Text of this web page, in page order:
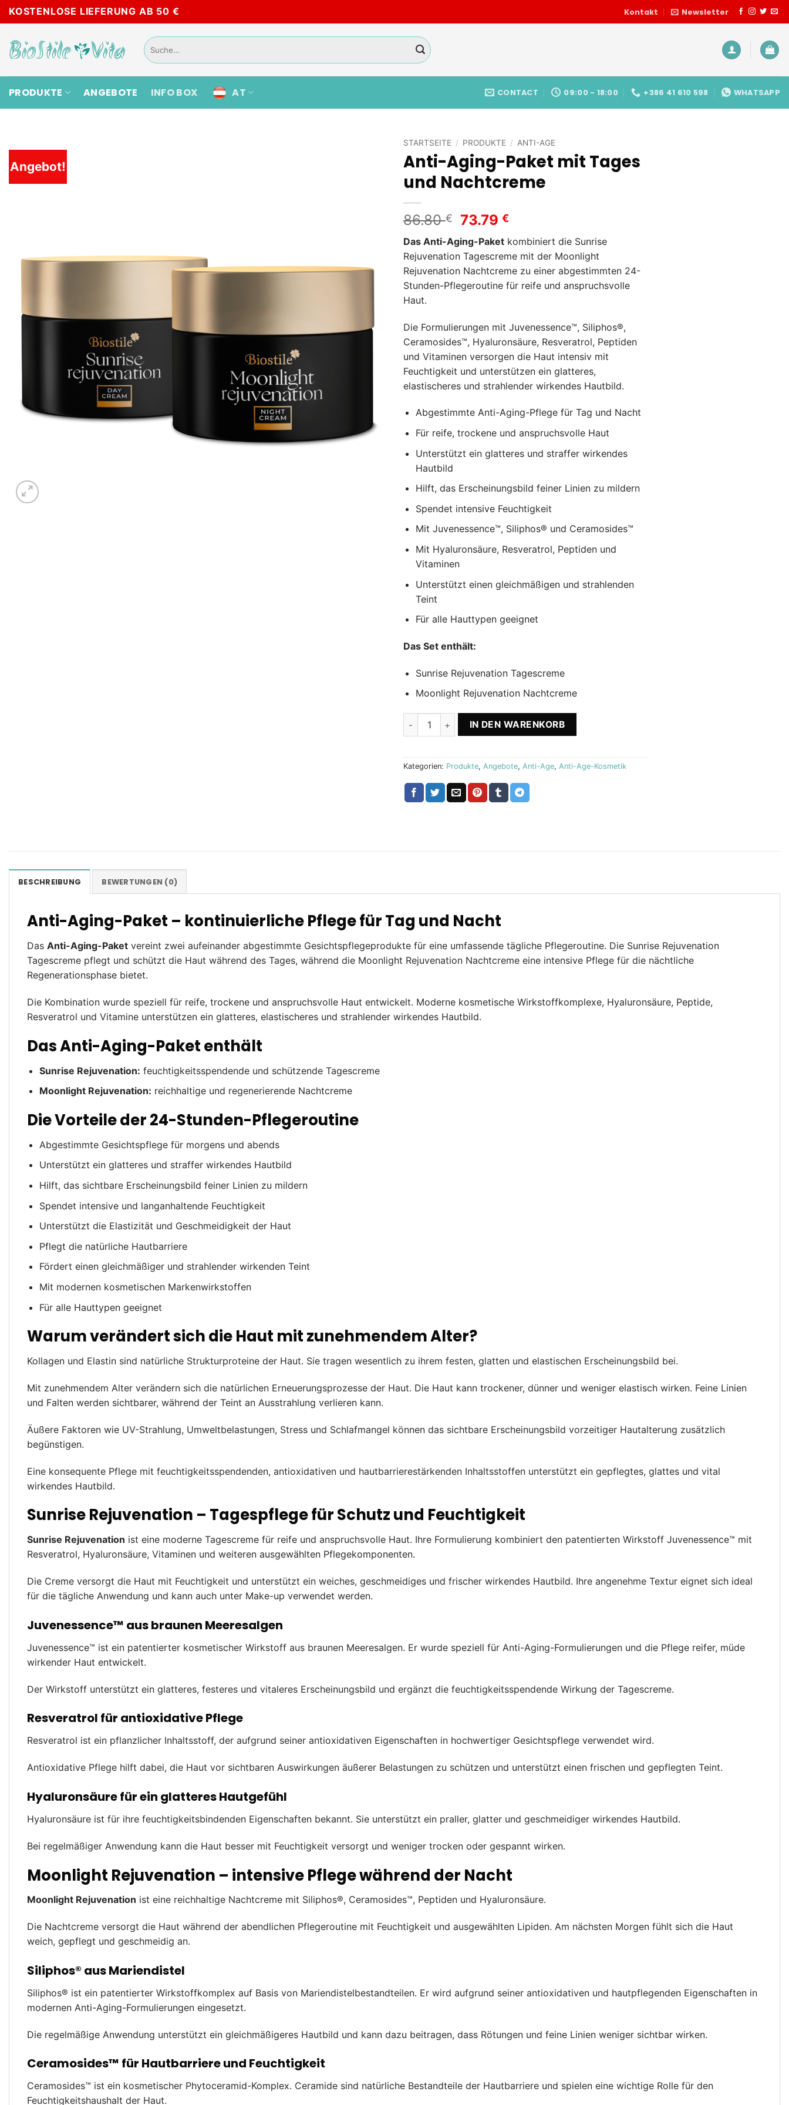
Skip
to
KOSTENLOSE LIEFERUNG AB 50 € Kontakt Newsletter
Suche
nach:
PRODUKTE ANGEBOTE INFO BOX AT CONTACT 09:00 - 18:00 +386 41 610 598 WHATSAPP
Angebot!
STARTSEITE / PRODUKTE / ANTI-AGE
Anti-Aging-Paket mit Tages
und Nachtcreme
86.80€
Ursprünglicher
Preis
war:
86.80 €
73.79€Aktueller
ist:
73.79 €.
Das Anti-Aging-Paket kombiniert die Sunrise
Rejuvenation Tagescreme mit der Moonlight
Rejuvenation Nachtcreme zu einer abgestimmten 24-
Stunden-Pflegeroutine für reife und anspruchsvolle
Haut.
Die Formulierungen mit Juvenessence™, Siliphos®,
Ceramosides™, Hyaluronsäure, Resveratrol, Peptiden
und Vitaminen versorgen die Haut intensiv mit
Feuchtigkeit und unterstützen ein glatteres,
elastischeres und strahlender wirkendes Hautbild.
Abgestimmte Anti-Aging-Pflege für Tag und Nacht
Für reife, trockene und anspruchsvolle Haut
Unterstützt ein glatteres und straffer wirkendes
Hautbild
Hilft, das Erscheinungsbild feiner Linien zu mildern
Spendet intensive Feuchtigkeit
Mit Juvenessence™, Siliphos® und Ceramosides™
Mit Hyaluronsäure, Resveratrol, Peptiden und
Vitaminen
Unterstützt einen gleichmäßigen und strahlenden
Teint
Für alle Hauttypen geeignet
Das Set enthält:
Sunrise Rejuvenation Tagescreme
Moonlight Rejuvenation Nachtcreme
Anti-Aging-Paket mit Tages und Nachtcreme Menge
IN DEN WARENKORB
Kategorien: Produkte, Angebote, Anti-Age, Anti-Age-Kosmetik
BESCHREIBUNG BEWERTUNGEN (0)
Anti-Aging-Paket – kontinuierliche Pflege für Tag und Nacht
Das Anti-Aging-Paket vereint zwei aufeinander abgestimmte Gesichtspflegeprodukte für eine umfassende tägliche Pflegeroutine. Die Sunrise Rejuvenation
Tagescreme pflegt und schützt die Haut während des Tages, während die Moonlight Rejuvenation Nachtcreme eine intensive Pflege für die nächtliche
Regenerationsphase bietet.
Die Kombination wurde speziell für reife, trockene und anspruchsvolle Haut entwickelt. Moderne kosmetische Wirkstoffkomplexe, Hyaluronsäure, Peptide,
Resveratrol und Vitamine unterstützen ein glatteres, elastischeres und strahlender wirkendes Hautbild.
Das Anti-Aging-Paket enthält
Sunrise Rejuvenation: feuchtigkeitsspendende und schützende Tagescreme
Moonlight Rejuvenation: reichhaltige und regenerierende Nachtcreme
Die Vorteile der 24-Stunden-Pflegeroutine
Abgestimmte Gesichtspflege für morgens und abends
Unterstützt ein glatteres und straffer wirkendes Hautbild
Hilft, das sichtbare Erscheinungsbild feiner Linien zu mildern
Spendet intensive und langanhaltende Feuchtigkeit
Unterstützt die Elastizität und Geschmeidigkeit der Haut
Pflegt die natürliche Hautbarriere
Fördert einen gleichmäßiger und strahlender wirkenden Teint
Mit modernen kosmetischen Markenwirkstoffen
Für alle Hauttypen geeignet
Warum verändert sich die Haut mit zunehmendem Alter?
Kollagen und Elastin sind natürliche Strukturproteine der Haut. Sie tragen wesentlich zu ihrem festen, glatten und elastischen Erscheinungsbild bei.
Mit zunehmendem Alter verändern sich die natürlichen Erneuerungsprozesse der Haut. Die Haut kann trockener, dünner und weniger elastisch wirken. Feine Linien
und Falten werden sichtbarer, während der Teint an Ausstrahlung verlieren kann.
Äußere Faktoren wie UV-Strahlung, Umweltbelastungen, Stress und Schlafmangel können das sichtbare Erscheinungsbild vorzeitiger Hautalterung zusätzlich
begünstigen.
Eine konsequente Pflege mit feuchtigkeitsspendenden, antioxidativen und hautbarrierestärkenden Inhaltsstoffen unterstützt ein gepflegtes, glattes und vital
wirkendes Hautbild.
Sunrise Rejuvenation – Tagespflege für Schutz und Feuchtigkeit
Sunrise Rejuvenation ist eine moderne Tagescreme für reife und anspruchsvolle Haut. Ihre Formulierung kombiniert den patentierten Wirkstoff Juvenessence™ mit
Resveratrol, Hyaluronsäure, Vitaminen und weiteren ausgewählten Pflegekomponenten.
Die Creme versorgt die Haut mit Feuchtigkeit und unterstützt ein weiches, geschmeidiges und frischer wirkendes Hautbild. Ihre angenehme Textur eignet sich ideal
für die tägliche Anwendung und kann auch unter Make-up verwendet werden.
Juvenessence™ aus braunen Meeresalgen
Juvenessence™ ist ein patentierter kosmetischer Wirkstoff aus braunen Meeresalgen. Er wurde speziell für Anti-Aging-Formulierungen und die Pflege reifer, müde
wirkender Haut entwickelt.
Der Wirkstoff unterstützt ein glatteres, festeres und vitaleres Erscheinungsbild und ergänzt die feuchtigkeitsspendende Wirkung der Tagescreme.
Resveratrol für antioxidative Pflege
Resveratrol ist ein pflanzlicher Inhaltsstoff, der aufgrund seiner antioxidativen Eigenschaften in hochwertiger Gesichtspflege verwendet wird.
Antioxidative Pflege hilft dabei, die Haut vor sichtbaren Auswirkungen äußerer Belastungen zu schützen und unterstützt einen frischen und gepflegten Teint.
Hyaluronsäure für ein glatteres Hautgefühl
Hyaluronsäure ist für ihre feuchtigkeitsbindenden Eigenschaften bekannt. Sie unterstützt ein praller, glatter und geschmeidiger wirkendes Hautbild.
Bei regelmäßiger Anwendung kann die Haut besser mit Feuchtigkeit versorgt und weniger trocken oder gespannt wirken.
Moonlight Rejuvenation – intensive Pflege während der Nacht
Moonlight Rejuvenation ist eine reichhaltige Nachtcreme mit Siliphos®, Ceramosides™, Peptiden und Hyaluronsäure.
Die Nachtcreme versorgt die Haut während der abendlichen Pflegeroutine mit Feuchtigkeit und ausgewählten Lipiden. Am nächsten Morgen fühlt sich die Haut
weich, gepflegt und geschmeidig an.
Siliphos® aus Mariendistel
Siliphos® ist ein patentierter Wirkstoffkomplex auf Basis von Mariendistelbestandteilen. Er wird aufgrund seiner antioxidativen und hautpflegenden Eigenschaften in
modernen Anti-Aging-Formulierungen eingesetzt.
Die regelmäßige Anwendung unterstützt ein gleichmäßigeres Hautbild und kann dazu beitragen, dass Rötungen und feine Linien weniger sichtbar wirken.
Ceramosides™ für Hautbarriere und Feuchtigkeit
Ceramosides™ ist ein kosmetischer Phytoceramid-Komplex. Ceramide sind natürliche Bestandteile der Hautbarriere und spielen eine wichtige Rolle für den
Feuchtigkeitshaushalt der Haut.